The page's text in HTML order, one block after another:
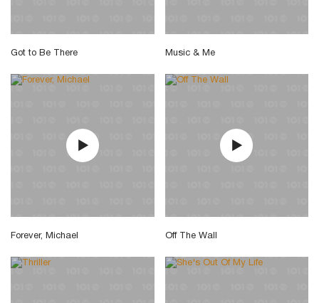
Got to Be There Music & Me
Forever, Michael Off The Wall